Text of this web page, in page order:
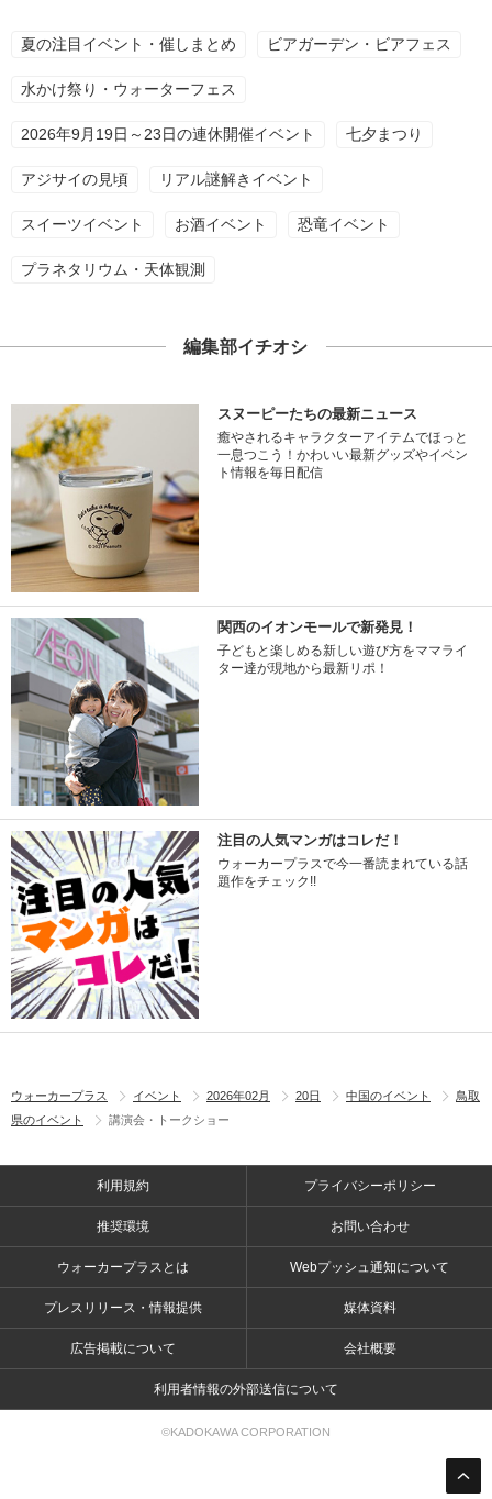
夏の注目イベント・催しまとめ ビアガーデン・ビアフェス
水かけ祭り・ウォーターフェス
2026年9月19日～23日の連休開催イベント 七夕まつり
アジサイの見頃 リアル謎解きイベント
スイーツイベント お酒イベント 恐竜イベント
プラネタリウム・天体観測
編集部イチオシ
スヌーピーたちの最新ニュース
癒やされるキャラクターアイテムでほっと
一息つこう！かわいい最新グッズやイベン
ト情報を毎日配信
関西のイオンモールで新発見！
子どもと楽しめる新しい遊び方をママライ
ター達が現地から最新リポ！
注目の人気マンガはコレだ！
ウォーカープラスで今一番読まれている話
題作をチェック!!
ウォーカープラス イベント 2026年02月 20日 中国のイベント
鳥取
県のイベント
講演会・トークショー
利用規約 プライバシーポリシー
推奨環境 お問い合わせ
ウォーカープラスとは Webプッシュ通知について
プレスリリース・情報提供 媒体資料
広告掲載について 会社概要
利用者情報の外部送信について
©KADOKAWA CORPORATION